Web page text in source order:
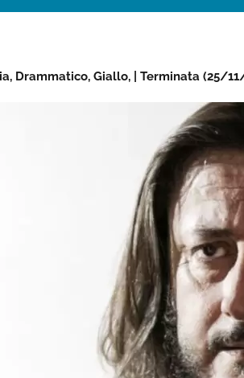
Drammatico, Giallo, | Terminata (25/